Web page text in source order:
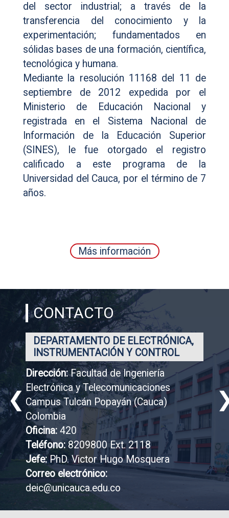
del sector industrial; a través de la
transferencia del conocimiento y la
experimentación; fundamentados en
sólidas bases de una formación, científica,
tecnológica y humana.
Mediante la resolución 11168 del 11 de
septiembre de 2012 expedida por el
Ministerio de Educación Nacional y
registrada en el Sistema Nacional de
Información de la Educación Superior
(SINES), le fue otorgado el registro
calificado a este programa de la
Universidad del Cauca, por el término de 7
años.
Más información
CONTACTO
DEPARTAMENTO DE ELECTRÓNICA,
INSTRUMENTACIÓN Y CONTROL
Dirección:Facultad de Ingeniería
Electrónica y Telecomunicaciones
Campus Tulcán Popayán (Cauca)
Colombia
Oficina: 420
Teléfono:8209800 Ext. 2118
Jefe:PhD. Victor Hugo Mosquera
Correo electrónico:
deic@unicauca.edu.co
❮